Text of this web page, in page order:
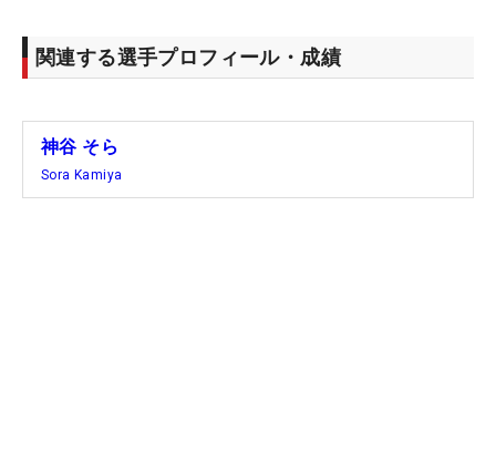
関連する選手プロフィール・成績
神谷 そら
Sora Kamiya